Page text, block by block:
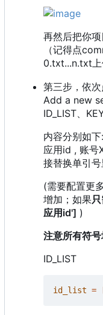
再然后把你
（记得点
0.txt...n.txt上
第三步，依
Add a new
ID_LIST、
内容分别如
应用id , 账号
接替换单引
(需要配置更
增加；如果
应用id'] )
注意所有符
ID_LIST
id_list =